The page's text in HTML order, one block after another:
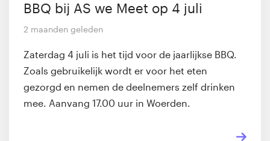
BBQ bij AS we Meet op 4 juli
2 maanden geleden
Zaterdag 4 juli is het tijd voor de jaarlijkse BBQ.
Zoals gebruikelijk wordt er voor het eten
gezorgd en nemen de deelnemers zelf drinken
mee. Aanvang 17.00 uur in Woerden.